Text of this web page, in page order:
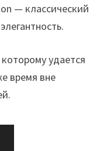
— классический
удается
время вне